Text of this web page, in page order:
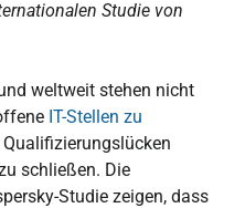
Studie von
weltweit stehen nicht
IT-Stellen zu
schließen. Die
Studie zeigen, dass